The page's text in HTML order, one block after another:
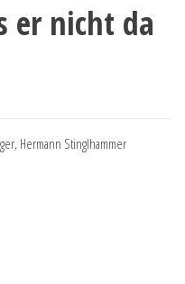
er nicht da
Hermann Stinglhammer